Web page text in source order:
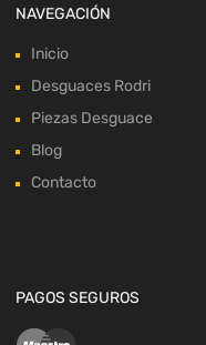
NAVEGACIÓN
Inicio
Desguaces Rodri
Piezas Desguace
Blog
Contacto
PAGOS SEGUROS